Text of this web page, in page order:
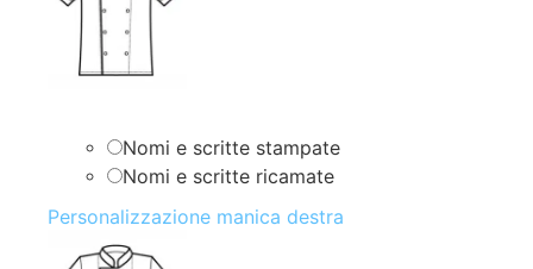
Nomi e scritte stampate
Nomi e scritte ricamate
Personalizzazione manica destra